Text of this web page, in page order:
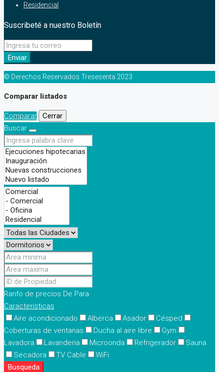
Residencial
Suscribeté a nuestro Boletín
Enviar
© Derechos Reservados Tresesenta 2023
Comparar listados
Comparar
Cerrar
Buscar
Ranfo de precios De Para
Caracteristicas
Aire acondicionado
Alberca Asador
Césped
Coberturas de ventanas
Ducha al aire libre
Gym
Lavadora
Lavanderia Microonda Refrigerador
Sauna
Secadora
TV Cable
WiFi
Busqueda